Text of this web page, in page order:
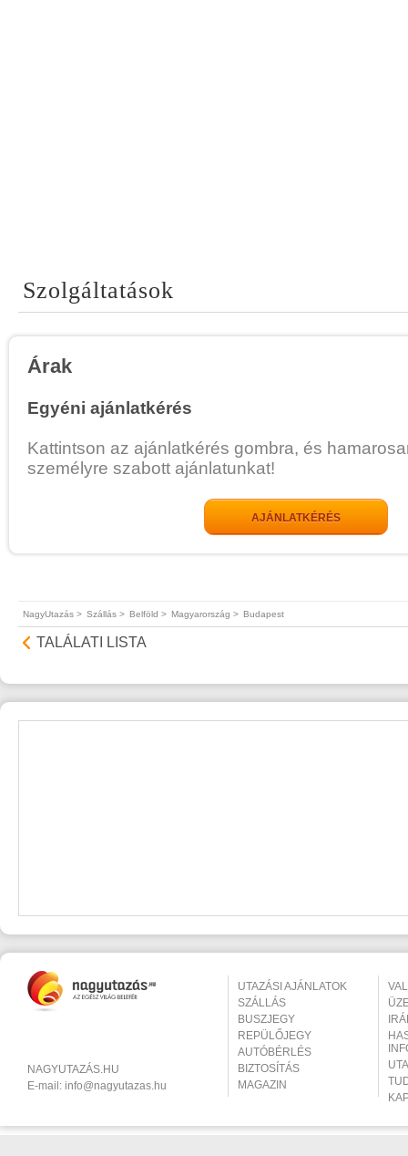
Szolgáltatások
Árak
Egyéni ajánlatkérés
Kattintson az ajánlatkérés gombra, és
személyre szabott ajánlatunkat!
AJÁNLATKÉRÉS
NagyUtazás > Szállás > Belföld > Magyarország > Budapest
TALÁLATI LISTA
NAGYUTAZÁS.HU
E-mail: info@nagyutazas.hu
UTAZÁSI AJÁNLATOK
SZÁLLÁS
BUSZJEGY
REPÜLŐJEGY
AUTÓBÉRLÉS
BIZTOSÍTÁS
MAGAZIN